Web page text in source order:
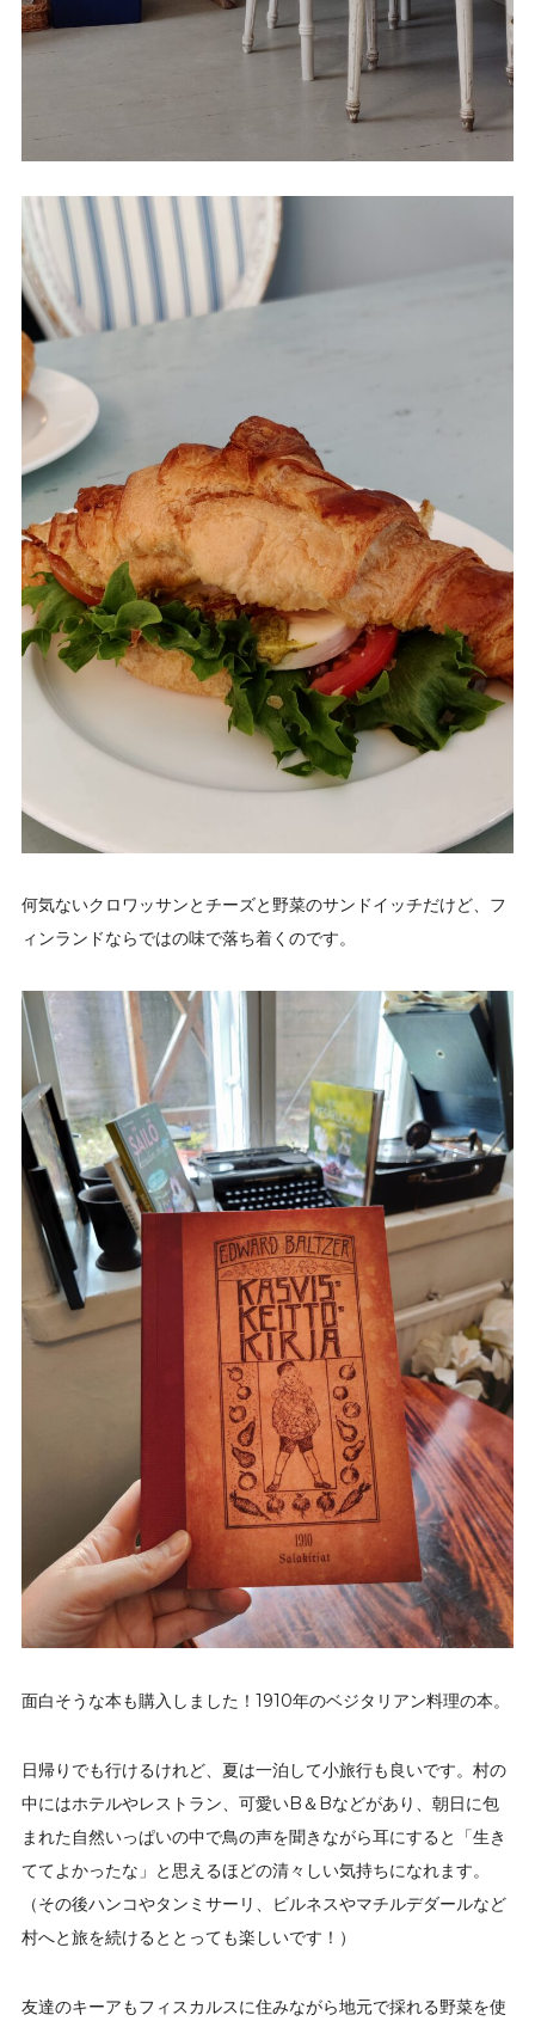
何気ないクロワッサンとチーズと野菜のサンドイッチだけど、フ
ィンランドならではの味で落ち着くのです。
面白そうな本も購入しました！1910年のベジタリアン料理の本。
日帰りでも行けるけれど、夏は一泊して小旅行も良いです。村の
中にはホテルやレストラン、可愛いB＆Bなどがあり、朝日に包
まれた自然いっぱいの中で鳥の声を聞きながら耳にすると「生き
ててよかったな」と思えるほどの清々しい気持ちになれます。
（その後ハンコやタンミサーリ、ビルネスやマチルデダールなど
村へと旅を続けるととっても楽しいです！）
友達のキーアもフィスカルスに住みながら地元で採れる野菜を使